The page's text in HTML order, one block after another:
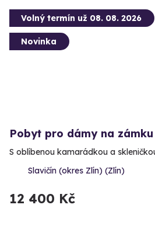
Volný termín už 08. 08. 2026
Novinka
Pobyt pro dámy na
S oblíbenou kamarádkou a
Slavičín (okres Zlín) (Zlín)
12 400 Kč